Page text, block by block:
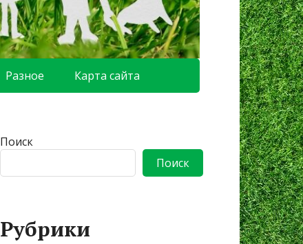
Разное Карта сайта
Поиск
Поиск
Рубрики